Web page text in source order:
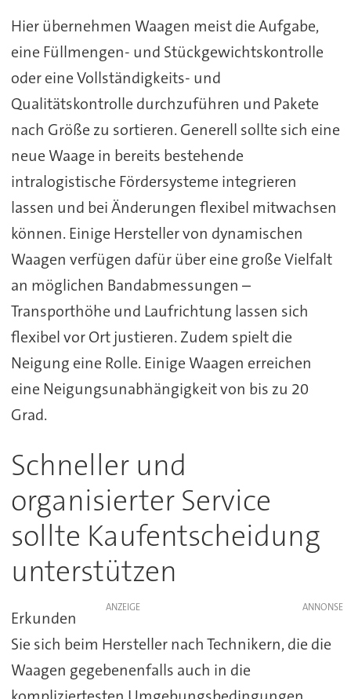
Hier übernehmen Waagen meist die Aufgabe,
eine Füllmengen- und Stückgewichtskontrolle
oder eine Vollständigkeits- und
Qualitätskontrolle durchzuführen und Pakete
nach Größe zu sortieren. Generell sollte sich eine
neue Waage in bereits bestehende
intralogistische Fördersysteme integrieren
lassen und bei Änderungen flexibel mitwachsen
können. Einige Hersteller von dynamischen
Waagen verfügen dafür über eine große Vielfalt
an möglichen Bandabmessungen –
Transporthöhe und Laufrichtung lassen sich
flexibel vor Ort justieren. Zudem spielt die
Neigung eine Rolle. Einige Waagen erreichen
eine Neigungsunabhängigkeit von bis zu 20
Grad.
Schneller und
organisierter Service
sollte Kaufentscheidung
unterstützen
ANZEIGE
Erkunden
Sie sich beim Hersteller nach Technikern, die die
Waagen gegebenenfalls auch in die